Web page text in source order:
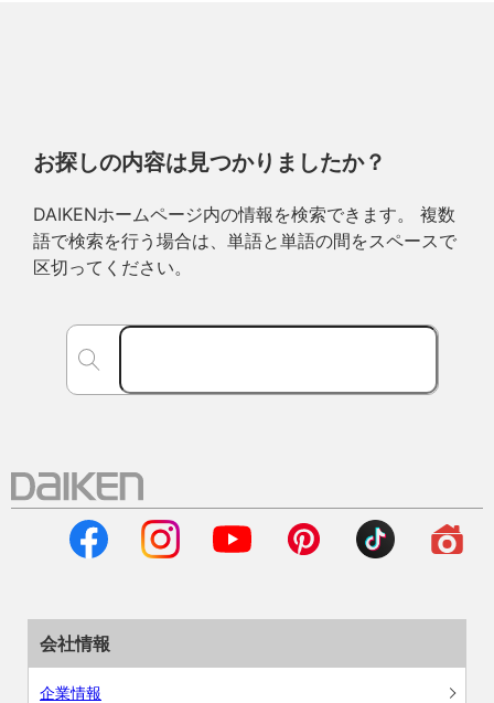
お探しの内容は見つかりましたか？
DAIKENホームページ内の情報を検索できます。 複数
語で検索を行う場合は、単語と単語の間をスペースで
区切ってください。
会社情報
企業情報